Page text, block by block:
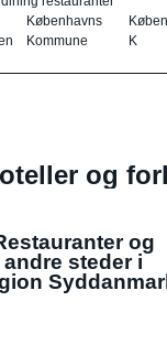
Københavns
Kommune
K
og
og
andre steder i